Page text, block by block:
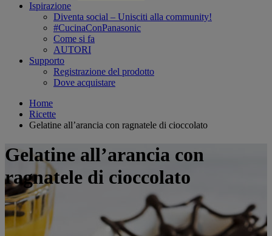
Ispirazione
Diventa social – Unisciti alla community!
#CucinaConPanasonic
Come si fa
AUTORI
Supporto
Registrazione del prodotto
Dove acquistare
Home
Ricette
Gelatine all’arancia con ragnatele di cioccolato
Gelatine all’arancia con
ragnatele di cioccolato